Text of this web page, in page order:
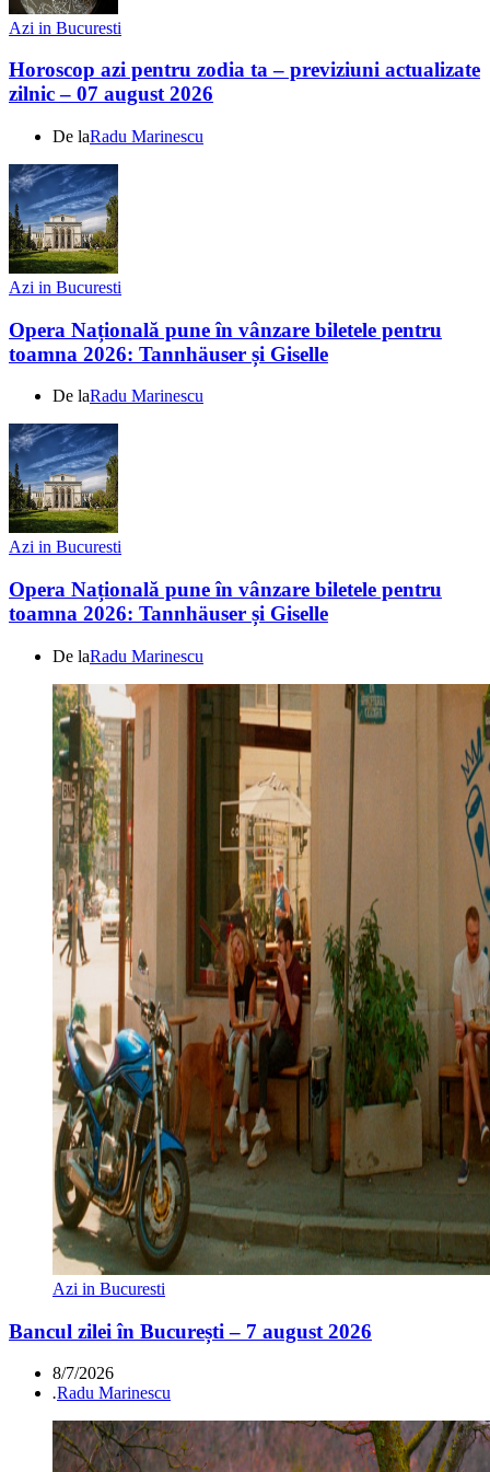
Azi in Bucuresti
Horoscop azi pentru zodia ta – previziuni actualizate
zilnic – 07 august 2026
De laRadu Marinescu
Azi in Bucuresti
Opera Națională pune în vânzare biletele pentru
toamna 2026: Tannhäuser și Giselle
De laRadu Marinescu
Azi in Bucuresti
Opera Națională pune în vânzare biletele pentru
toamna 2026: Tannhäuser și Giselle
De laRadu Marinescu
Azi in Bucuresti
Bancul zilei în București – 7 august 2026
8/7/2026
.Radu Marinescu